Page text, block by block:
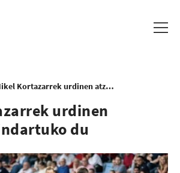
Mikel Kortazarrek urdinen atzealdea indartuko du
urdinen
du